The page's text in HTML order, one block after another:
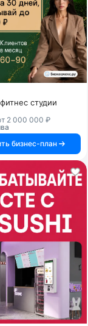
студии
2 000 000 ₽
бизнес-план